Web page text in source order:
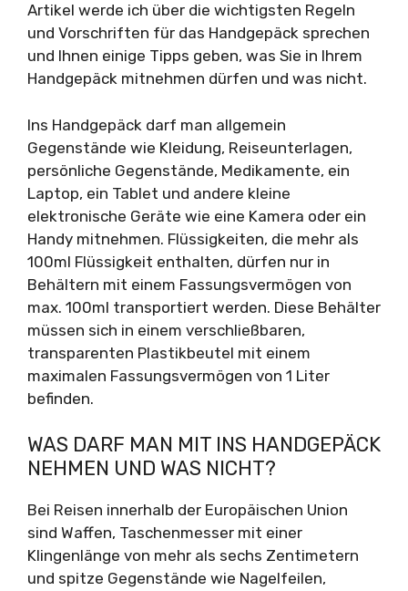
Artikel werde ich über die wichtigsten Regeln
und Vorschriften für das Handgepäck sprechen
und Ihnen einige Tipps geben, was Sie in Ihrem
Handgepäck mitnehmen dürfen und was nicht.
Ins Handgepäck darf man allgemein
Gegenstände wie Kleidung, Reiseunterlagen,
persönliche Gegenstände, Medikamente, ein
Laptop, ein Tablet und andere kleine
elektronische Geräte wie eine Kamera oder ein
Handy mitnehmen. Flüssigkeiten, die mehr als
100ml Flüssigkeit enthalten, dürfen nur in
Behältern mit einem Fassungsvermögen von
max. 100ml transportiert werden. Diese Behälter
müssen sich in einem verschließbaren,
transparenten Plastikbeutel mit einem
maximalen Fassungsvermögen von 1 Liter
befinden.
WAS DARF MAN MIT INS HANDGEPÄCK
NEHMEN UND WAS NICHT?
Bei Reisen innerhalb der Europäischen Union
sind Waffen, Taschenmesser mit einer
Klingenlänge von mehr als sechs Zentimetern
und spitze Gegenstände wie Nagelfeilen,